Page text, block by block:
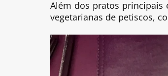
Além dos pratos principais
vegetarianas de petiscos,